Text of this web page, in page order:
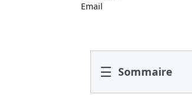
Email
☰ Sommaire